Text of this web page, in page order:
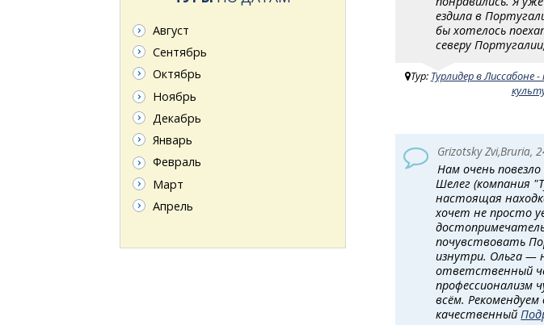
ездила в
бы хотелось
северу
Тур: Турлидер в Лиссабоне
Grizotsky Zvi,Bruria,
Нам очень
Шелег (компания
настоящая
хочет не просто
почувствовать
изнутри. Ольга —
ответственный
профессионализм
всём.
качественный
Август
Сентябрь
Октябрь
Ноябрь
Декабрь
Январь
Февраль
Март
Апрель